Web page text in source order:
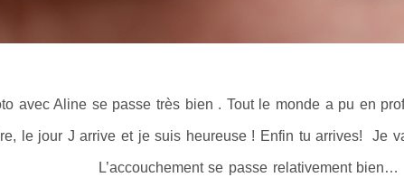
avec Aline se passe très bien . Tout le monde a pu en
le jour J arrive et je suis heureuse ! Enfin tu arrives! Je
L’accouchement se passe relativement bien…